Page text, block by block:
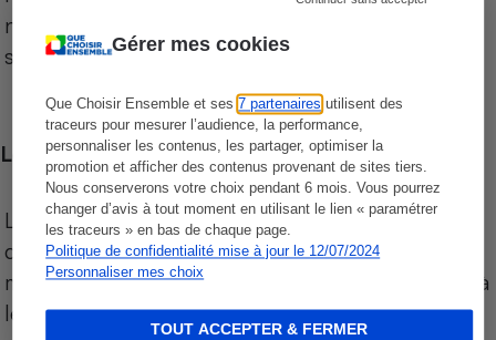
Gérer mes cookies
Que Choisir Ensemble et ses7 partenaires utilisent des
traceurs pour mesurer l’audience, la performance,
personnaliser les contenus, les partager, optimiser la
promotion et afficher des contenus provenant de sites tiers.
Nous conserverons votre choix pendant 6 mois. Vous pourrez
changer d’avis à tout moment en utilisant le lien « paramétrer
les traceurs » en bas de chaque page.
Politique de confidentialité mise à jour le 12/07/2024
Personnaliser mes choix
TOUT ACCEPTER & FERMER
niveau de prix des supermarchés, géolocalisés
sur le territoire français.
Les comparaisons de prix
Les comparaisons sont réalisées sur l’ensemble
des produits des magasins. Les produits de
marques de distributeurs (MDD) sont comparés à
leurs équivalents chez leurs concurrents.